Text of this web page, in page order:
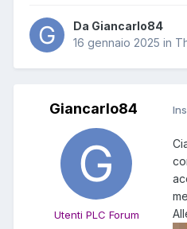
Da Giancarlo84
16 gennaio 2025 in
Giancarlo84
Utenti PLC Forum